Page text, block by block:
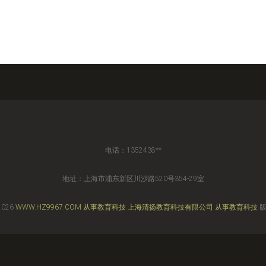
电话：1352438**
地址：上海市浦东新区川沙路520号354-29室
WWW.HZ9967.COM 从事教育科技 上海清扬教育科技有限公司 从事教育科技